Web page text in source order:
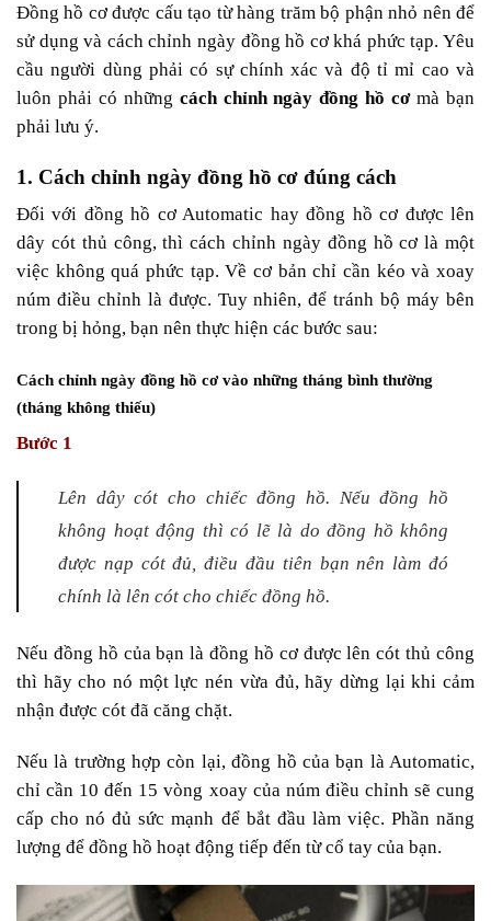
Đồng hồ cơ được cấu tạo từ hàng trăm bộ phận nhỏ nên để
sử dụng và cách chỉnh ngày đồng hồ cơ khá phức tạp. Yêu
cầu người dùng phải có sự chính xác và độ tỉ mỉ cao và
luôn phải có những cách chỉnh ngày đồng hồ cơmà bạn
phải lưu ý.
1. Cách chỉnh ngày đồng hồ cơ đúng cách
Đối với đồng hồ cơ Automatic hay đồng hồ cơ được lên
dây cót thủ công, thì cách chỉnh ngày đồng hồ cơ là một
việc không quá phức tạp. Về cơ bản chỉ cần kéo và xoay
núm điều chỉnh là được. Tuy nhiên, để tránh bộ máy bên
trong bị hỏng, bạn nên thực hiện các bước sau:
Cách chỉnh ngày đồng hồ cơ vào những tháng bình thường
(tháng không thiếu)
Bước 1
Lên dây cót cho chiếc đồng hồ. Nếu đồng hồ
không hoạt động thì có lẽ là do đồng hồ không
được nạp cót đủ, điều đầu tiên bạn nên làm đó
chính là lên cót cho chiếc đồng hồ.
Nếu đồng hồ của bạn là đồng hồ cơ được lên cót thủ công
thì hãy cho nó một lực nén vừa đủ, hãy dừng lại khi cảm
nhận được cót đã căng chặt.
Nếu là trường hợp còn lại, đồng hồ của bạn là Automatic,
chỉ cần 10 đến 15 vòng xoay của núm điều chỉnh sẽ cung
cấp cho nó đủ sức mạnh để bắt đầu làm việc. Phần năng
lượng để đồng hồ hoạt động tiếp đến từ cổ tay của bạn.